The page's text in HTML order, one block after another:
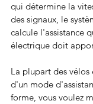
qui détermine la
des signaux, le
calcule l'assistance
électrique doit
La plupart des
d'un mode
forme, vous voulez